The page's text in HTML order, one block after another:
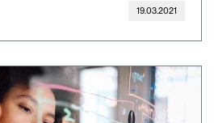
19.03.2021